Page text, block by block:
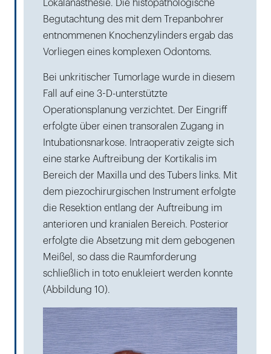
Lokalanästhesie. Die histopathologische
Begutachtung des mit dem Trepanbohrer
entnommenen Knochenzylinders ergab das
Vorliegen eines komplexen Odontoms.
Bei unkritischer Tumorlage wurde in diesem
Fall auf eine 3-D-unterstützte
Operationsplanung verzichtet. Der Eingriff
erfolgte über einen transoralen Zugang in
Intubationsnarkose. Intraoperativ zeigte sich
eine starke Auftreibung der Kortikalis im
Bereich der Maxilla und des Tubers links. Mit
dem piezochirurgischen Instrument erfolgte
die Resektion entlang der Auftreibung im
anterioren und kranialen Bereich. Posterior
erfolgte die Absetzung mit dem gebogenen
Meißel, so dass die Raumforderung
schließlich in toto enukleiert werden konnte
(Abbildung 10).